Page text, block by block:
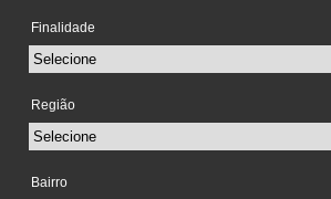
Finalidade
Região
Bairro